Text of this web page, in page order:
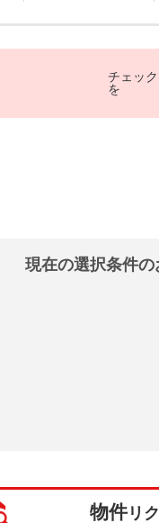
チェッ
を
現在の選択条件
物件リ